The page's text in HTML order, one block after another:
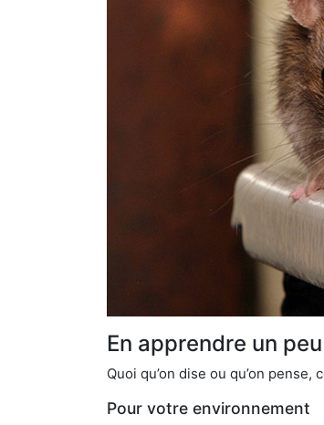
En apprendre un
Quoi qu’on dise ou qu’on
Pour votre environnement